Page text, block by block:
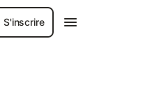
S'inscrire